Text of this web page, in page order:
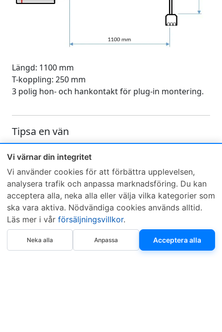
Vi värnar din integritet
Vi använder cookies för att förbättra upplevelsen,
analysera trafik och anpassa marknadsföring. Du kan
acceptera alla, neka alla eller välja vilka kategorier som
ska vara aktiva. Nödvändiga cookies används alltid.
Läs mer i vår försäljningsvillkor.
Neka alla Anpassa Acceptera alla
Köp nu
Längd: 1100 mm
T-koppling: 250 mm
3 polig hon- och hankontakt för plug-in montering.
Tipsa en vän
Skicka ett e-mail och tipsa en vän om denna produkt
Sveriges mest sålda dieselbox
Kontakta KCR
Om KCR/Garantier
Återförsäljare
Sök KCR-box